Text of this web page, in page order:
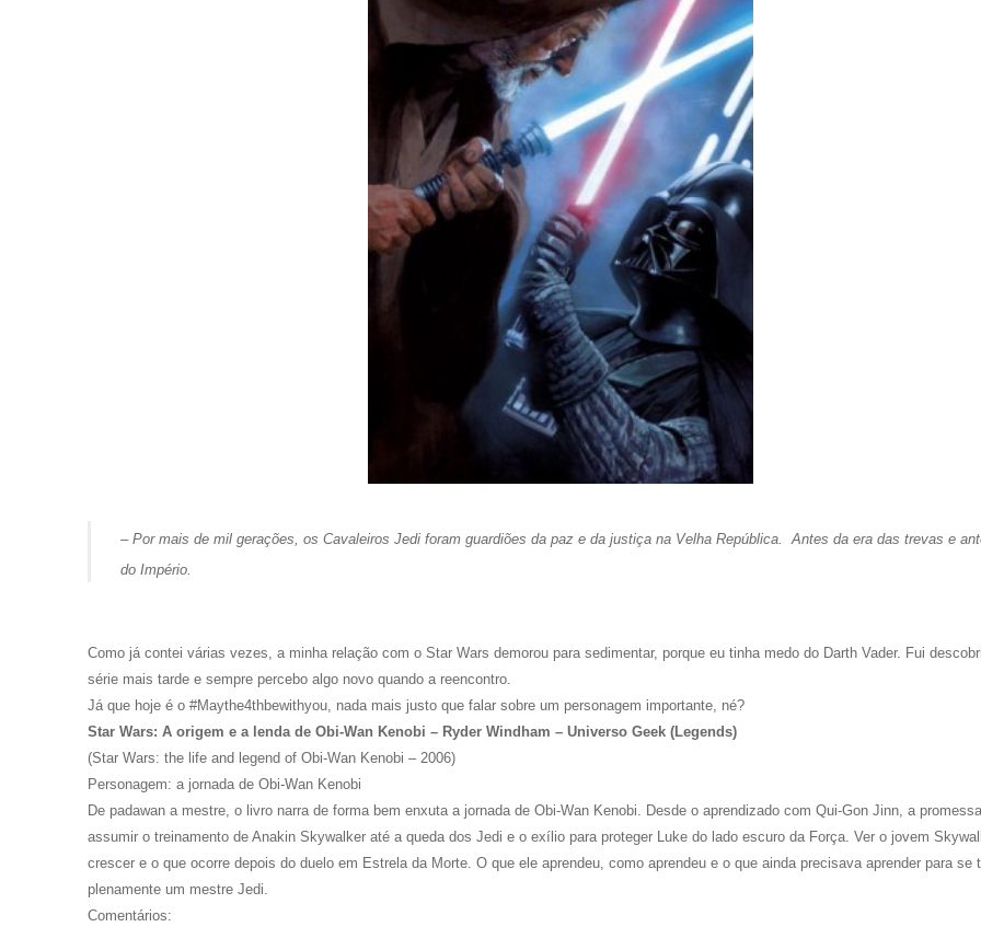
–Por mais de mil gerações, os Cavaleiros Jedi foram guardiões da paz e da justiça na Velha República. Antes da era das trevas e
do Império.
Como já contei várias vezes, a minha relação com o Star Wars demorou para sedimentar, porque eu tinha medo do Darth Vader. Fui
série mais tarde e sempre percebo algo novo quando a reencontro.
Já que hoje é o #Maythe4thbewithyou, nada mais justo que falar sobre um personagem importante, né?
Star Wars: A origem e a lenda de Obi-Wan Kenobi – Ryder Windham – Universo Geek (Legends)
(Star Wars: the life and legend of Obi-Wan Kenobi – 2006)
Personagem: a jornada de Obi-Wan Kenobi
De padawan a mestre, o livro narra de forma bem enxuta a jornada de Obi-Wan Kenobi. Desde o aprendizado com Qui-Gon Jinn, a
assumir o treinamento de Anakin Skywalker até a queda dos Jedi e o exílio para proteger Luke do lado escuro da Força. Ver o jovem
crescer e o que ocorre depois do duelo em Estrela da Morte. O que ele aprendeu, como aprendeu e o que ainda precisava aprender para se
plenamente um mestre Jedi.
Comentários: